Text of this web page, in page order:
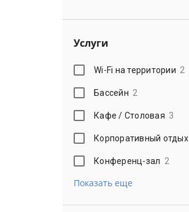
Услуги
Wi-Fi на территории 2
Бассейн 2
Кафе / Столовая 3
Корпоративный отдых
Конференц-зал 2
Показать еще